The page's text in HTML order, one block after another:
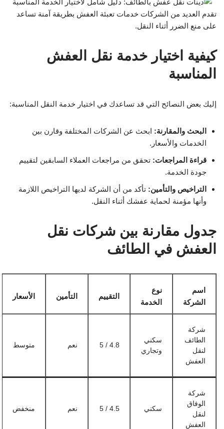
تقدم العديد من الشركات خدمات تعبئة العفش بطريقة آمنة تساعد
على منع الضرر أثناء النقل.
كيفية اختيار خدمة نقل العفش
المناسبة
إليك بعض النصائح التي قد تساعدك في اختيار خدمة النقل المناسبة:
البحث والمقارنة: ابحث عن الشركات المختلفة وقارن بين
الخدمات والأسعار.
قراءة المراجعات: تحقق من مراجعات العملاء السابقين لتقييم
جودة الخدمة.
التراخيص والتأمين: تأكد من أن الشركة لديها التراخيص اللازمة
وأنها مؤمنة لحماية عفشك أثناء النقل.
جدول مقارنة بين شركات نقل
العفش في الطائف
اسم
الشركة
نوع
الخدمة
التقييم التأمين الأسعار
شركة
الطائف
لنقل
العفش
سكني
وتجاري
4.8 / 5 نعم متوسط
شركة
الوفاق
لنقل
العفش
سكني 4.5 / 5 نعم منخفض